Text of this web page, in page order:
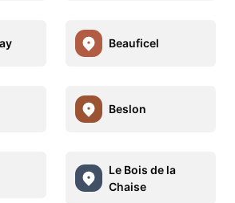
Beauficel
Beslon
Le Bois de la
Chaise